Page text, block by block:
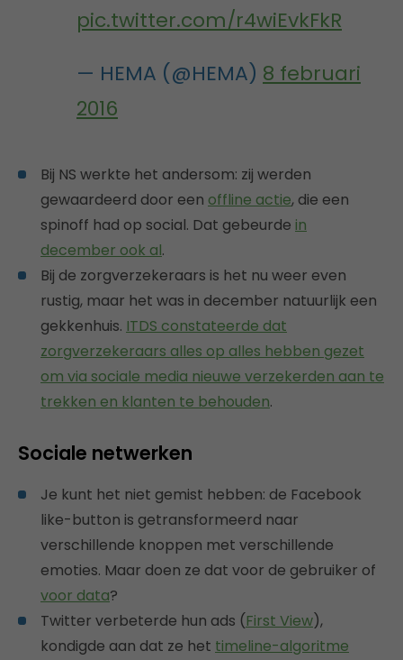
pic.twitter.com/r4wiEvkFkR
— HEMA (@HEMA) 8 februari
2016
Bij NS werkte het andersom: zij werden
gewaardeerd door een offline actie, die een
spinoff had op social. Dat gebeurde in
december ook al.
Bij de zorgverzekeraars is het nu weer even
rustig, maar het was in december natuurlijk een
gekkenhuis. ITDS constateerde dat
zorgverzekeraars alles op alles hebben gezet
om via sociale media nieuwe verzekerden aan te
trekken en klanten te behouden.
Sociale netwerken
Je kunt het niet gemist hebben: de Facebook
like-button is getransformeerd naar
verschillende knoppen met verschillende
emoties. Maar doen ze dat voor de gebruiker of
voor data?
Twitter verbeterde hun ads (First View),
kondigde aan dat ze het timeline-algoritme